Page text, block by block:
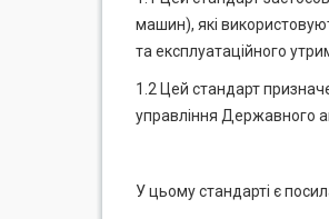
машин), які
та експлуатаційного
1.2 Цей стандарт
управління Державного
У цьому стандарті є